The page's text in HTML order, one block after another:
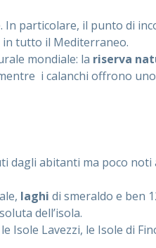
particolare, il punto di
tutto il Mediterraneo.
mondiale: la riserva
i calanchi offrono
dagli abitanti ma poco noti
laghi di smeraldo e ben
dell’isola.
Lavezzi, le Isole di